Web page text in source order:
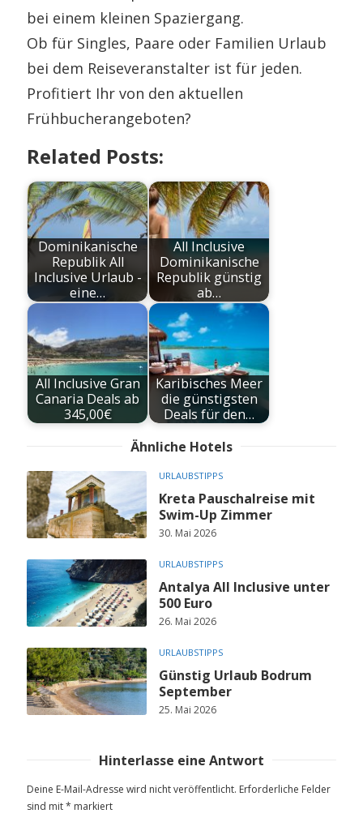
bei einem kleinen Spaziergang.
Ob für Singles, Paare oder Familien Urlaub
bei dem Reiseveranstalter ist für jeden.
Profitiert Ihr von den aktuellen
Frühbucherangeboten?
Related Posts:
Dominikanische
Republik All
Inclusive Urlaub -
eine…
All Inclusive
Dominikanische
Republik günstig
ab…
All Inclusive Gran
Canaria Deals ab
345,00€
Karibisches Meer
die günstigsten
Deals für den…
Ähnliche Hotels
URLAUBSTIPPS
Kreta Pauschalreise mit
Swim-Up Zimmer
30. Mai 2026
URLAUBSTIPPS
Antalya All Inclusive unter
500 Euro
26. Mai 2026
URLAUBSTIPPS
Günstig Urlaub Bodrum
September
25. Mai 2026
Hinterlasse eine Antwort
Deine E-Mail-Adresse wird nicht veröffentlicht. Erforderliche Felder
sind mit* markiert